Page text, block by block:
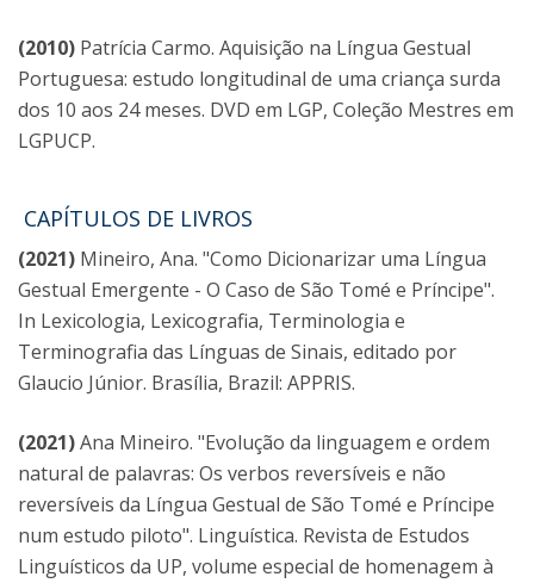
(2010) Patrícia Carmo. Aquisição na Língua Gestual
Portuguesa: estudo longitudinal de uma criança surda
dos 10 aos 24 meses. DVD em LGP, Coleção Mestres em
LGPUCP.
CAPÍTULOS DE LIVROS
(2021) Mineiro, Ana. "Como Dicionarizar uma Língua
Gestual Emergente - O Caso de São Tomé e Príncipe".
In Lexicologia, Lexicografia, Terminologia e
Terminografia das Línguas de Sinais, editado por
Glaucio Júnior. Brasília, Brazil: APPRIS.
(2021)Ana Mineiro. "Evolução da linguagem e ordem
natural de palavras: Os verbos reversíveis e não
reversíveis da Língua Gestual de São Tomé e Príncipe
num estudo piloto". Linguística. Revista de Estudos
Linguísticos da UP, volume especial de homenagem à